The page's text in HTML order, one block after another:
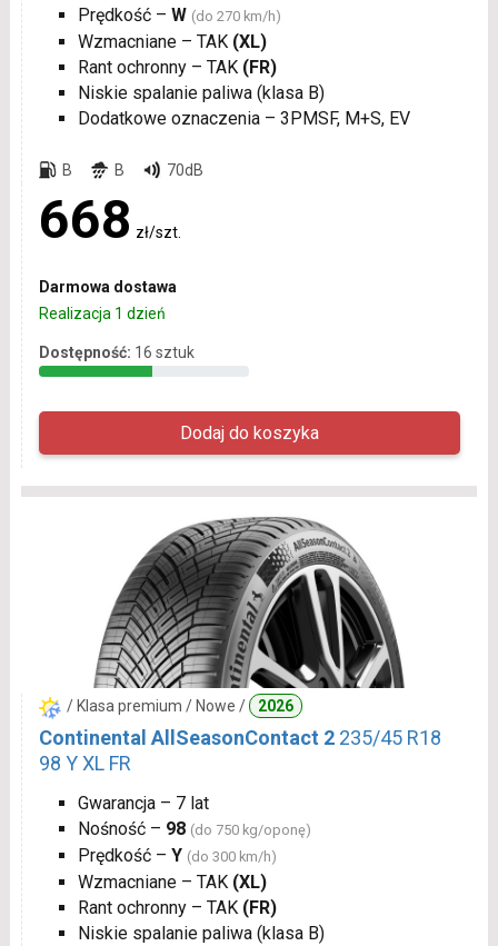
Prędkość – W (do 270 km/h)
Wzmacniane – TAK (XL)
Rant ochronny – TAK (FR)
Niskie spalanie paliwa (klasa B)
Dodatkowe oznaczenia – 3PMSF, M+S, EV
B B 70dB
668 zł/szt.
Darmowa dostawa
Realizacja 1 dzień
Dostępność: 16 sztuk
/ Klasa premium / Nowe / 2026
Continental AllSeasonContact 2 235/45 R18
98 Y XL FR
Gwarancja – 7 lat
Nośność – 98 (do 750 kg/oponę)
Prędkość – Y (do 300 km/h)
Wzmacniane – TAK (XL)
Rant ochronny – TAK (FR)
Niskie spalanie paliwa (klasa B)